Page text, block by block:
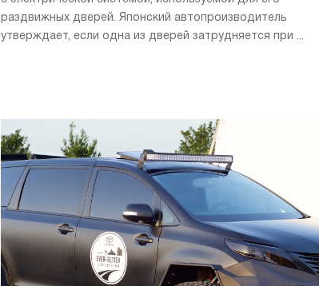
раздвижных дверей. Японский автопроизводитель
утверждает, если одна из дверей затрудняется при ...